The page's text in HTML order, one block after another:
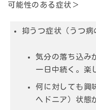
可能性のある症状＞
抑うつ症状（うつ
気分の落ち込み
一日中続く。楽
何に対しても興
ヘドニア）状態